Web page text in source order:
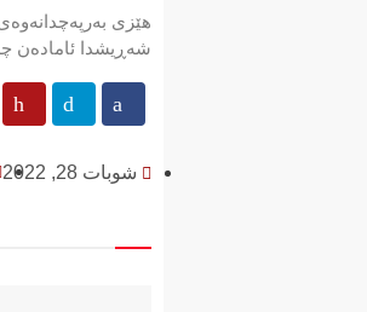
هێزی
شه‌ڕیشدا ئاماده‌ن
شوبات 28, 2022